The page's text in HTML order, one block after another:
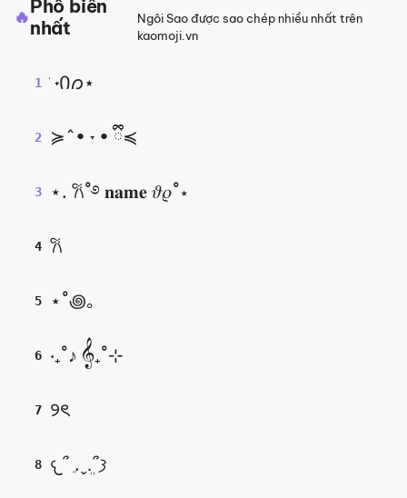
🔥Phổ biến
nhất
Ngôi Sao được sao chép nhiều nhất trên
kaomoji.vn
1 ݁ ˖Ი𐑼⋆
2 ≽^• ˕ • ྀི≼
3 ⋆. 𐙚˚࿔ 𝐧𝐚𝐦𝐞 𝜗𝜚˚⋆
4 𐙚
5 ⋆˚꩜｡
6 ‧₊˚♪ 𝄞₊˚⊹
7 ୨ৎ
8 𐔌՞ ܸ.ˬ.ܸ՞𐦯